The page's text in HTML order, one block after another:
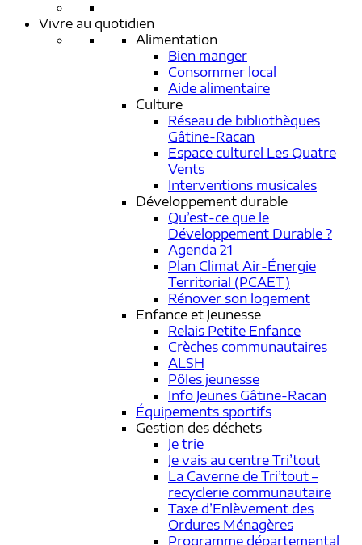
Vivre au quotidien
Alimentation
Bien manger
Consommer local
Aide alimentaire
Culture
Réseau de bibliothèques
Gâtine-Racan
Espace culturel Les Quatre
Vents
Interventions musicales
Développement durable
Qu’est-ce que le
Développement Durable ?
Agenda 21
Plan Climat Air-Énergie
Territorial (PCAET)
Rénover son logement
Enfance et Jeunesse
Relais Petite Enfance
Crèches communautaires
ALSH
Pôles jeunesse
Info Jeunes Gâtine-Racan
Équipements sportifs
Gestion des déchets
Je trie
Je vais au centre Tri’tout
La Caverne de Tri’tout –
recyclerie communautaire
Taxe d’Enlèvement des
Ordures Ménagères
Programme départemental